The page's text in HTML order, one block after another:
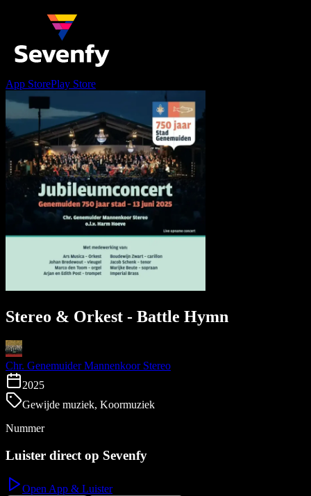
App StorePlay Store
Stereo & Orkest - Battle Hymn
Chr. Genemuider Mannenkoor Stereo
2025
Gewijde muziek, Koormuziek
Nummer
Luister direct op Sevenfy
Open App & Luister